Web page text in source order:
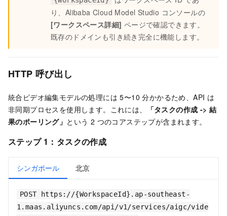
り、Alibaba Cloud Model Studio コンソールの
[ワークスペース詳細] ページで確認できます。
既存のドメインも引き続き完全に機能します。
HTTP 呼び出し
統合ビデオ編集モデルの処理には 5〜10 分かかるため、API は
非同期プロセスを使用します。これには、
「タスクの作成 -> 結
果のポーリング」 という 2 つのコアステップが含まれます。
ステップ 1：タスクの作成
シンガポール 北京
POST https://{WorkspaceId}.ap-southeast-
1.maas.aliyuncs.com/api/v1/services/aigc/vide